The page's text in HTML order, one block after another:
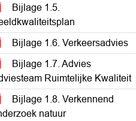
Bijlage 1.5.
Bijlage 1.6. Verkeersadvies
Bijlage 1.7. Advies
Ruimtelijke Kwaliteit
Bijlage 1.8. Verkennend
natuur